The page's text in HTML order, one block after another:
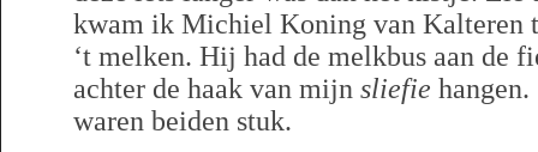
kwam ik Michiel Koning van Kalteren
‘t melken. Hij had de melkbus aan de
achter de haak van mijn sliefie
waren beiden stuk.